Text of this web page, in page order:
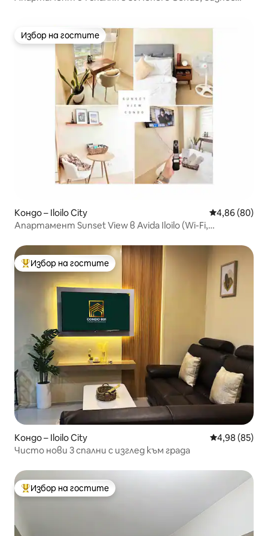
Избор на гостите
Избор на гостите
Кондо – Iloilo City Средна
4,86 (80)
Апартамент Sunset View в Avida Iloilo (Wi-Fi,
Най-популярен избор на гостите
Избор на гостите
Кондо – Iloilo City Средна
4,98 (85)
Чисто нови 3 спални с изглед към града
Най-популярен избор на гостите
Избор на гостите